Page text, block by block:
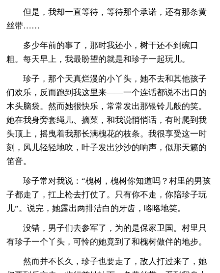
但是，我却一直等待，等待那个承诺，还有那条黄
丝带……
多少年前的事了，那时我还小，树干还不到碗口
粗。每天早上，我最盼望的就是和珍子一起玩儿。
珍子，那个天真烂漫的小丫头，她不去和其他孩子
们欢乐，反而跑到我这里来——一个连话都说不出口的
木头脑袋。然而她很快乐，常常发出那银铃儿般的笑。
她在我身旁套绳儿、摘菜，和我说悄悄话，有时爬到我
头顶上，摇曳着我那长满槐花的枝条。我很享受这一时
刻，风儿轻轻地吹，叶子发出沙沙的响声，似那天籁的
笛音。
珍子常对我说：“槐树，槐树你知道吗？村里的男孩
子都走了，扛上枪去打仗了。只有你不走，你陪珍子玩
儿”。说完，她露出两排洁白的牙齿，咯咯地笑。
没错，男子们去参军了，为的是保家卫国。村里只
有珍子一个丫头，可怜的她竟到了和槐树做伴的地步。
然而并不长久，珍子也要走了，敌人打过来了，她